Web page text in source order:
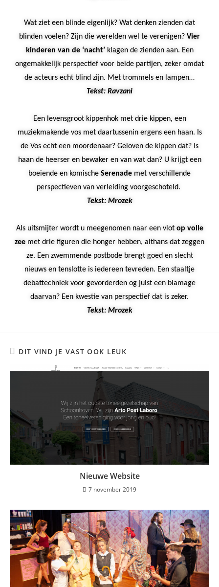
Wat ziet een blinde eigenlijk? Wat denken zienden dat
blinden voelen? Zijn die werelden wel te verenigen? Vier
kinderen van de ‘nacht’klagen de zienden aan. Een
ongemakkelijk perspectief voor beide partijen, zeker omdat
de acteurs echt blind zijn. Met trommels en lampen…
Tekst: Ravzani
Een levensgroot kippenhok met drie kippen, een
muziekmakende vos met daartussenin ergens een haan. Is
de Vos echt een moordenaar? Geloven de kippen dat? Is
haan de heerser en bewaker en van wat dan? U krijgt een
boeiende en komische Serenade met verschillende
perspectieven van verleiding voorgeschoteld.
Tekst: Mrozek
Als uitsmijter wordt u meegenomen naar een vlot op volle
zee met drie figuren die honger hebben, althans dat zeggen
ze. Een zwemmende postbode brengt goed en slecht
nieuws en tenslotte is iedereen tevreden. Een staaltje
debattechniek voor gevorderden og juist een blamage
daarvan? Een kwestie van perspectief dat is zeker.
Tekst: Mrozek
DIT VIND JE VAST OOK LEUK
Nieuwe Website
7 november 2019